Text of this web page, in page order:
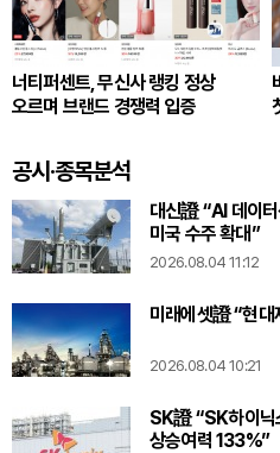
너티퍼센트, 무신사 랭킹 정상
오르며 브랜드 경쟁력 입증
공시·종목분석
대신證 “AI 데이
미국 수주 확대”
2026.08.04 11:12
미래에셋證 “현대
2026.08.04 10:21
SK證 “SK하이
상승여력 133%”